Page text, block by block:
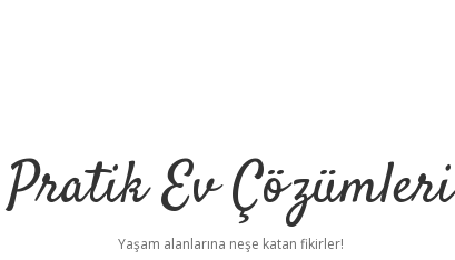
Pratik Ev Çözümleri
Yaşam alanlarına neşe katan fikirler!